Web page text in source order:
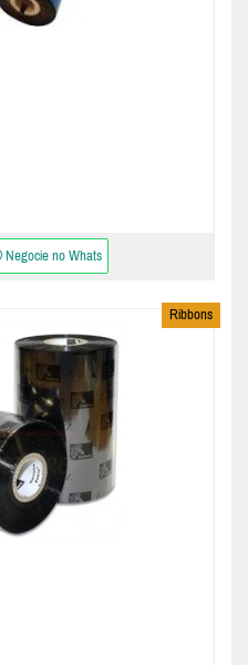
Negocie no Whats
Ribbons